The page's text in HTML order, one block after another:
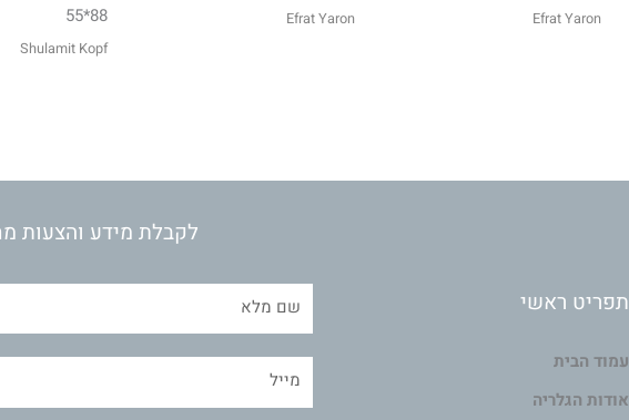
Efrat Yaron
Efrat Yaron
88*55
Shulamit Kopf
תפריט ראשי
עמוד הבית
אודות הגלריה
לקבלת מידע והצעות